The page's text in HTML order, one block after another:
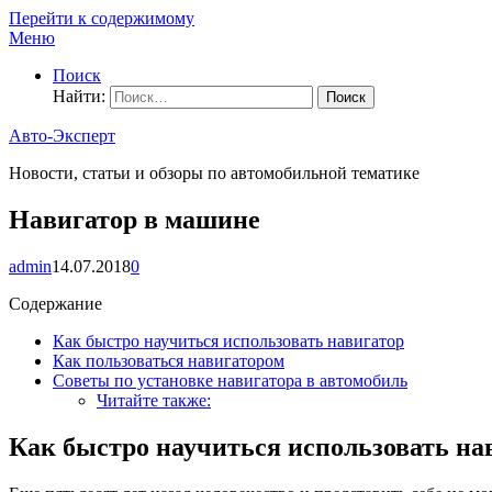
Перейти к содержимому
Меню
Поиск
Найти:
Авто-Эксперт
Новости, статьи и обзоры по автомобильной тематике
Навигатор в машине
admin14.07.20180
Содержание
Как быстро научиться использовать навигатор
Как пользоваться навигатором
Советы по установке навигатора в автомобиль
Читайте также:
Как быстро научиться использовать